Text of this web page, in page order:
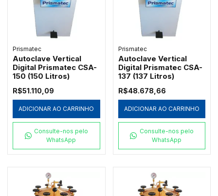
Prismatec
Autoclave Vertical
Digital Prismatec CSA-
150 (150 Litros)
R$51.110,09
ADICIONAR AO CARRINHO
Consulte-nos pelo
WhatsApp
Prismatec
Autoclave Vertical
Digital Prismatec CSA-
137 (137 Litros)
R$48.678,66
ADICIONAR AO CARRINHO
Consulte-nos pelo
WhatsApp